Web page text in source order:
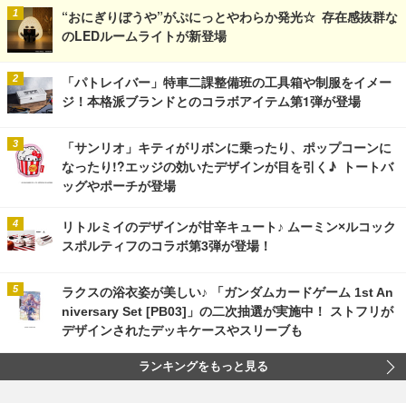
“おにぎりぼうや”がぷにっとやわらか発光☆ 存在感抜群な
のLEDルームライトが新登場
「パトレイバー」特車二課整備班の工具箱や制服をイメー
ジ！本格派ブランドとのコラボアイテム第1弾が登場
「サンリオ」キティがリボンに乗ったり、ポップコーンに
なったり!?エッジの効いたデザインが目を引く♪ トートバ
ッグやポーチが登場
リトルミイのデザインが甘辛キュート♪ ムーミン×ルコック
スポルティフのコラボ第3弾が登場！
ラクスの浴衣姿が美しい♪ 「ガンダムカードゲーム 1st An
niversary Set [PB03]」の二次抽選が実施中！ ストフリが
デザインされたデッキケースやスリーブも
ランキングをもっと見る